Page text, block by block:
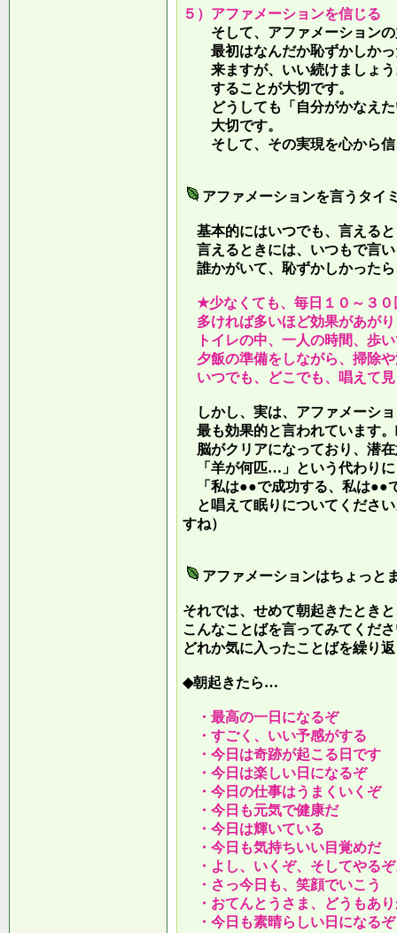
５）アファメーションを信じる
そして、アファメーションの
最初はなんだか恥ずかしかっ
来ますが、いい続けましょう
することが大切です。
どうしても「自分がかなえた
大切です。
そして、その実現を心から信
アファメーションを言うタイ
基本的にはいつでも、言える
言えるときには、いつもで言
誰かがいて、恥ずかしかった
★少なくても、毎日１０～３０
多ければ多いほど効果があが
トイレの中、一人の時間、歩
夕飯の準備をしながら、掃除
いつでも、どこでも、唱えて
しかし、実は、アファメーシ
最も効果的と言われています
脳がクリアになっており、潜
「羊が何匹…」という代わりに
「私は●●で成功する、私は●●
と唱えて眠りについてくださ
すね）
アファメーションはちょっと
それでは、せめて朝起きたとき
こんなことばを言ってみてくだ
どれか気に入ったことばを繰り
◆朝起きたら…
・最高の一日になるぞ
・すごく、いい予感がする
・今日は奇跡が起こる日です
・今日は楽しい日になるぞ
・今日の仕事はうまくいくぞ
・今日も元気で健康だ
・今日は輝いている
・今日も気持ちいい目覚めだ
・よし、いくぞ、そしてやる
・さっ今日も、笑顔でいこう
・おてんとうさま、どうもあ
・今日も素晴らしい日になるぞ